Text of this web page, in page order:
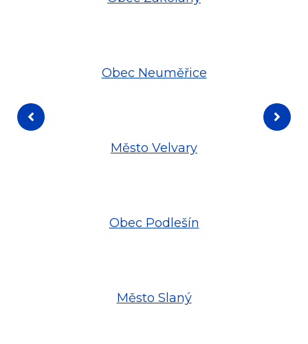
Obec Neuměřice
Město Velvary
Obec Podlešín
Město Slaný